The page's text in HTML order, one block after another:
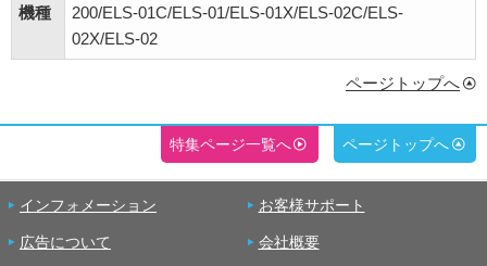
機種
200/ELS-01C/ELS-01/ELS-01X/ELS-02C/ELS-
02X/ELS-02
ページトップへ
特集ページ一覧へ ページトップへ
インフォメーション お客様サポート
広告について 会社概要